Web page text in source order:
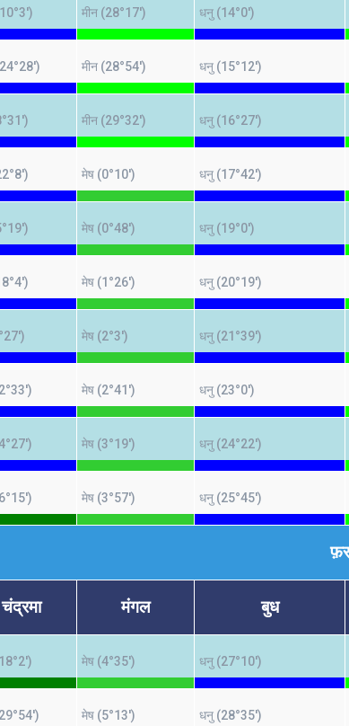
मीन (28°17') धनु (14°0')
मीन (28°54') धनु (15°12')
मीन (29°32') धनु (16°27')
मेष (0°10') धनु (17°42')
मेष (0°48') धनु (19°0')
मेष (1°26') धनु (20°19')
मेष (2°3') धनु (21°39')
मेष (2°41') धनु (23°0')
मेष (3°19') धनु (24°22')
मेष (3°57') धनु (25°45')
चंद्रमा मंगल बुध
मेष (4°35') धनु (27°10')
मेष (5°13') धनु (28°35')